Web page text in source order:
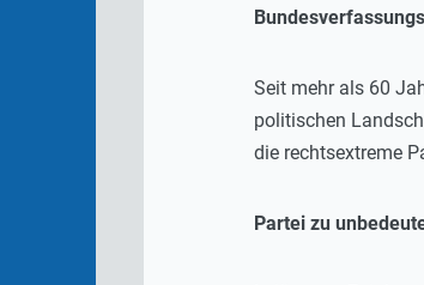
Seit mehr als 60
politischen
die rechtsextreme
Partei zu